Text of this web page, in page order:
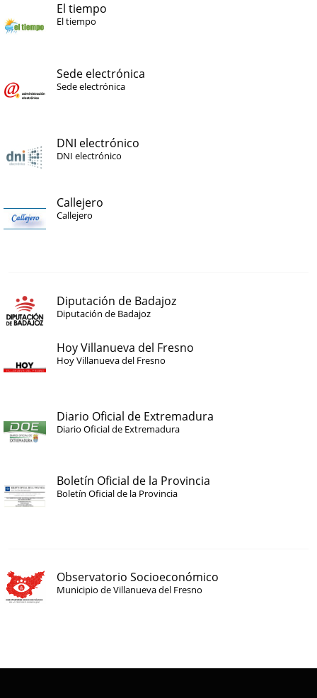
El tiempo
El tiempo
Sede electrónica
Sede electrónica
DNI electrónico
DNI electrónico
Callejero
Callejero
Diputación de Badajoz
Diputación de Badajoz
Hoy Villanueva del Fresno
Hoy Villanueva del Fresno
Diario Oficial de Extremadura
Diario Oficial de Extremadura
Boletín Oficial de la Provincia
Boletín Oficial de la Provincia
Observatorio Socioeconómico
Municipio de Villanueva del Fresno